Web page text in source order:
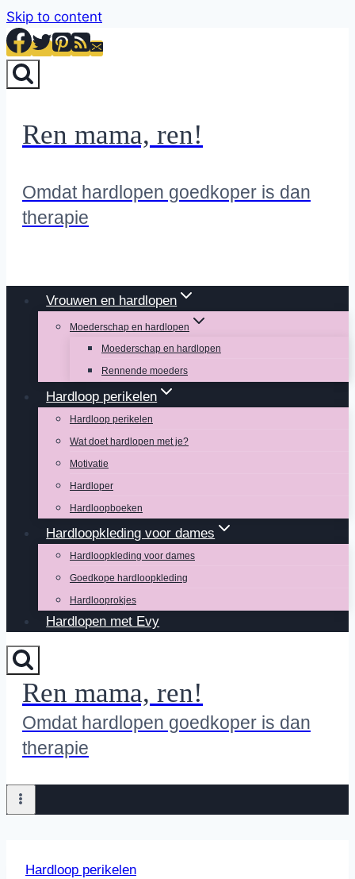
Skip to content
Ren mama, ren!
Omdat hardlopen goedkoper is dan
therapie
Vrouwen en hardlopen
Moederschap en hardlopen
Moederschap en hardlopen
Rennende moeders
Hardloop perikelen
Hardloop perikelen
Wat doet hardlopen met je?
Motivatie
Hardloper
Hardloopboeken
Hardloopkleding voor dames
Hardloopkleding voor dames
Goedkope hardloopkleding
Hardlooprokjes
Hardlopen met Evy
Ren mama, ren!
Omdat hardlopen goedkoper is dan
therapie
Hardloop perikelen